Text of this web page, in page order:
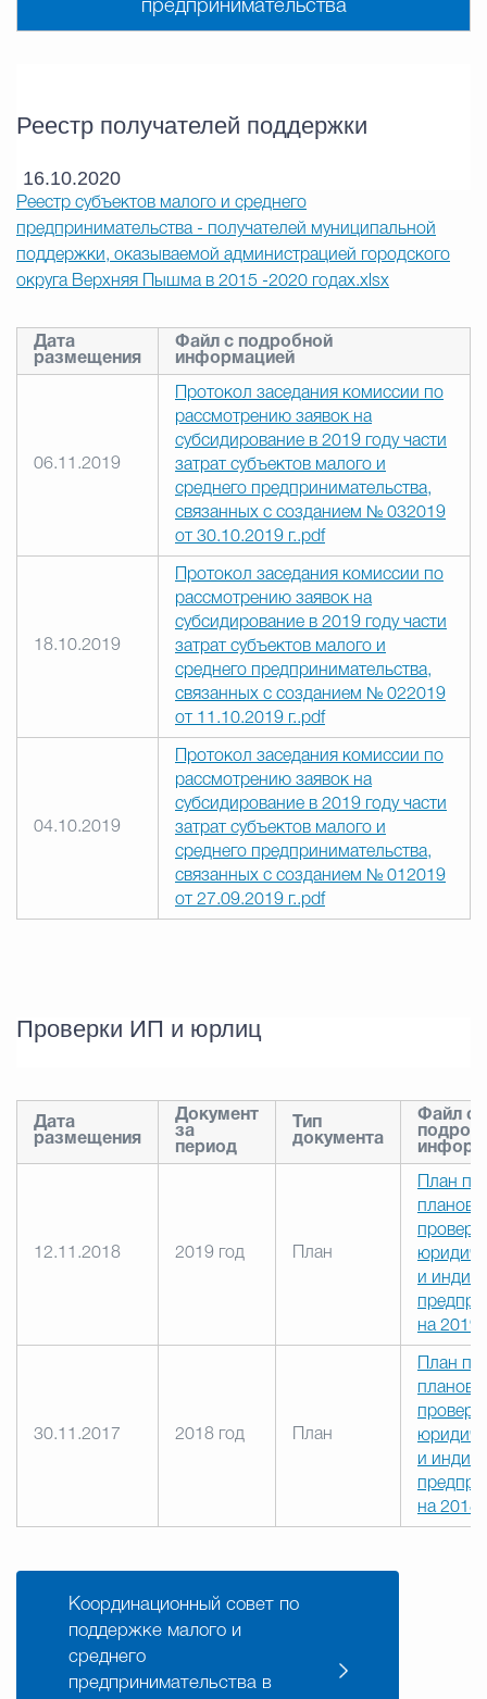
предпринимательства
Реестр получателей поддержки
16.10.2020
Реестр субъектов малого и среднего
предпринимательства - получателей муниципальной
поддержки, оказываемой администрацией городского
округа Верхняя Пышма в 2015 -2020 годах.xlsx
Дата
размещения
Файл с подробной
информацией
06.11.2019
Протокол заседания комиссии по
рассмотрению заявок на
субсидирование в 2019 году части
затрат субъектов малого и
среднего предпринимательства,
связанных с созданием № 032019
от 30.10.2019 г..pdf
18.10.2019
Протокол заседания комиссии по
рассмотрению заявок на
субсидирование в 2019 году части
затрат субъектов малого и
среднего предпринимательства,
связанных с созданием № 022019
от 11.10.2019 г..pdf
04.10.2019
Протокол заседания комиссии по
рассмотрению заявок на
субсидирование в 2019 году части
затрат субъектов малого и
среднего предпринимательства,
связанных с созданием № 012019
от 27.09.2019 г..pdf
Проверки ИП и юрлиц
Дата
размещения
Документ
за
период
Тип
документа
Файл с
12.11.2018 2019 год План
План
и
на 2019
30.11.2017 2018 год План
План
и
на 2018
Координационный совет по
поддержке малого и
среднего
предпринимательства в